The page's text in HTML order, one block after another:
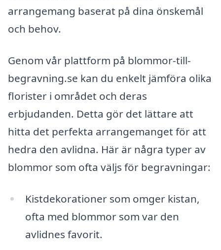
arrangemang baserat på dina önskemål
och behov.
Genom vår plattform på blommor-till-
begravning.se kan du enkelt jämföra olika
florister i området och deras
erbjudanden. Detta gör det lättare att
hitta det perfekta arrangemanget för att
hedra den avlidna. Här är några typer av
blommor som ofta väljs för begravningar:
Kistdekorationer som omger kistan,
ofta med blommor som var den
avlidnes favorit.